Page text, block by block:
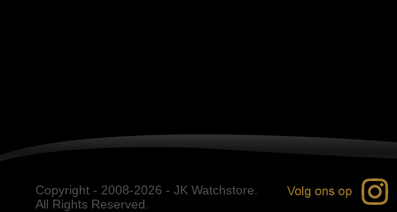
Copyright - 2008-2026 - JK Watchstore.
All Rights Reserved.